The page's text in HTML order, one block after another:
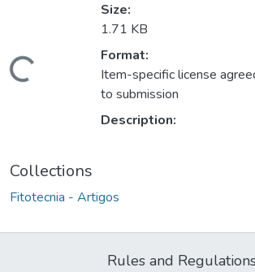
Size:
1.71 KB
Format:
Item-specific license
to submission
Description:
Collections
Fitotecnia - Artigos
Rules and